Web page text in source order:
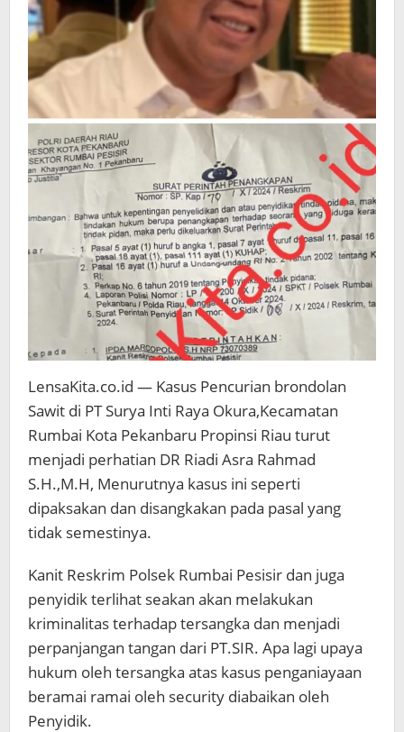
LensaKita.co.id — Kasus Pencurian brondolan
Sawit di PT Surya Inti Raya Okura,Kecamatan
Rumbai Kota Pekanbaru Propinsi Riau turut
menjadi perhatian DR Riadi Asra Rahmad
S.H.,M.H, Menurutnya kasus ini seperti
dipaksakan dan disangkakan pada pasal yang
tidak semestinya.
Kanit Reskrim Polsek Rumbai Pesisir dan juga
penyidik terlihat seakan akan melakukan
kriminalitas terhadap tersangka dan menjadi
perpanjangan tangan dari PT.SIR. Apa lagi upaya
hukum oleh tersangka atas kasus penganiayaan
beramai ramai oleh security diabaikan oleh
Penyidik.